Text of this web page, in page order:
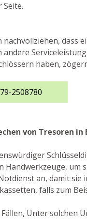
Seite.
nachvollziehen, dass
andere
haben,
2508780
von Tresoren in
Handwerkzeuge, um
an, damit sie
falls zum
Unter solchen